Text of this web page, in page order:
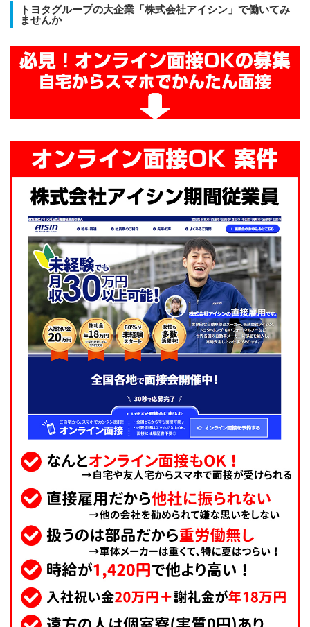
トヨタグループの大企業「株式会社アイシン」で働いてみ
ませんか